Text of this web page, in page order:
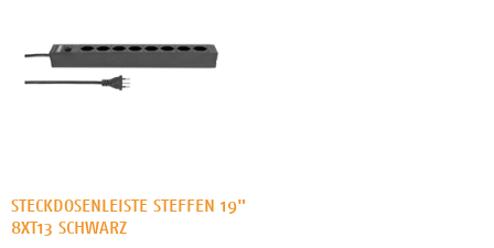
STECKDOSENLEISTE STEFFEN 19"
8XT13 SCHWARZ